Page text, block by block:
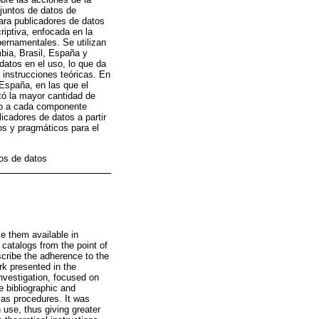
de datos de
publicadores de datos
enfocada en la
Se utilizan
Brasil, España y
en el uso, lo que da
teóricas. En
en las que el
la mayor cantidad de
a cada componente
de datos a partir
y pragmáticos para el
de datos
them available in
from the point of
the adherence to the
presented in the
focused on
bibliographic and
procedures. It was
thus giving greater